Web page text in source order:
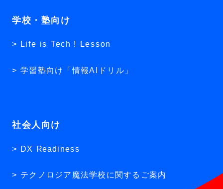
学校・塾向け
Life is Tech ! Lesson
学習塾向け「情報AIドリル」
社会人向け
DX Readiness
テクノロジア魔法学校に関するご案内